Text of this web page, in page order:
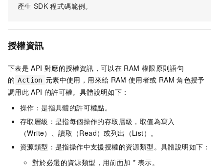
產生 SDK 程式碼範例。
授權資訊
下表是 API 對應的授權資訊，可以在 RAM 權限原則語句
的 Action 元素中使用，用來給 RAM 使用者或 RAM 角色授予
調用此 API 的許可權。具體說明如下：
操作：是指具體的許可權點。
存取層級：是指每個操作的存取層級，取值為寫入
（Write）、讀取（Read）或列出（List）。
資源類型：是指操作中支援授權的資源類型。具體說明如下：
對於必選的資源類型，用前面加 * 表示。